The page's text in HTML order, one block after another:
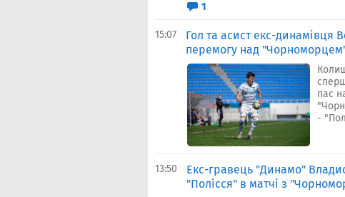
1
15:07
Гол та асист екс-динамівця
перемогу над
пас
-
13:50
Екс-гравець "Динамо"
"Полісся" в матчі з